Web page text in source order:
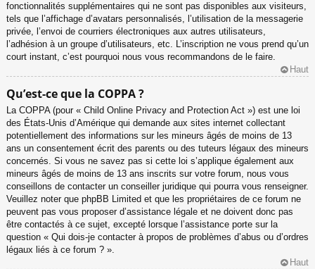
fonctionnalités supplémentaires qui ne sont pas disponibles aux visiteurs,
tels que l’affichage d’avatars personnalisés, l’utilisation de la messagerie
privée, l’envoi de courriers électroniques aux autres utilisateurs,
l’adhésion à un groupe d’utilisateurs, etc. L’inscription ne vous prend qu’un
court instant, c’est pourquoi nous vous recommandons de le faire.
Haut
Qu’est-ce que la COPPA ?
La COPPA (pour « Child Online Privacy and Protection Act ») est une loi
des États-Unis d’Amérique qui demande aux sites internet collectant
potentiellement des informations sur les mineurs âgés de moins de 13
ans un consentement écrit des parents ou des tuteurs légaux des mineurs
concernés. Si vous ne savez pas si cette loi s’applique également aux
mineurs âgés de moins de 13 ans inscrits sur votre forum, nous vous
conseillons de contacter un conseiller juridique qui pourra vous renseigner.
Veuillez noter que phpBB Limited et que les propriétaires de ce forum ne
peuvent pas vous proposer d’assistance légale et ne doivent donc pas
être contactés à ce sujet, excepté lorsque l’assistance porte sur la
question « Qui dois-je contacter à propos de problèmes d’abus ou d’ordres
légaux liés à ce forum ? ».
Haut